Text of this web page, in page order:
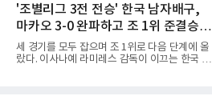
3-2로 꺾고 정상에 올랐는데, 세계선수권에서
이뤄진 '리턴 매치'에서도 승리하
선(互先)'은 한자로 '서로 호(互)', '먼저 선(先)'을
쓴다. 직역하면 '서로 먼저 둔다'는 뜻이다. 여기
서 '서로 먼저 둔다'는 표현은 한 판에서 두 사람
이 동시에 선수를 잡는다는 의미가 아니다. 중국
과 일본의 고대 바둑에서 실력이 같은 사람끼리
는 여러 판을 둘 때 흑(선수)을 번갈아 맡았다는
'조별리그 3전 전승' 한국 남자배구,
마카오 3-0 완파하고 조 1위 준결승
진출
세 경기를 모두 잡으며 조 1위로 다음 단계에 올
랐다. 이사나예 라미레스 감독이 이끄는 한국 남